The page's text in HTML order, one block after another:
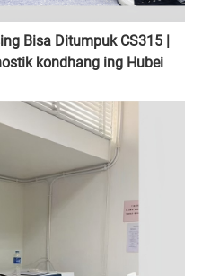
Bisa Ditumpuk CS315 |
kondhang ing Hubei